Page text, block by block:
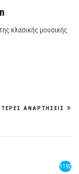
κλασικής μουσικής
ΑΝΑΡΤΉΣΕΙΣ
1192